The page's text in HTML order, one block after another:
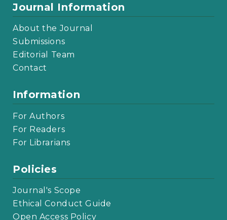
Journal Information
About the Journal
Submissions
Editorial Team
Contact
Information
For Authors
For Readers
For Librarians
Policies
Journal's Scope
Ethical Conduct Guide
Open Access Policy